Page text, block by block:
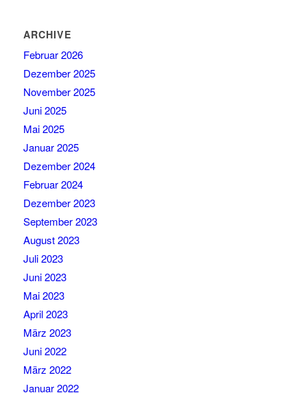
ARCHIVE
Februar 2026
Dezember 2025
November 2025
Juni 2025
Mai 2025
Januar 2025
Dezember 2024
Februar 2024
Dezember 2023
September 2023
August 2023
Juli 2023
Juni 2023
Mai 2023
April 2023
März 2023
Juni 2022
März 2022
Januar 2022